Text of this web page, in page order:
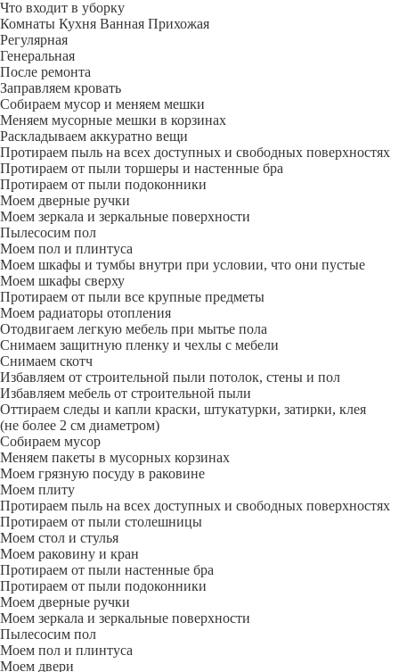
Что входит в уборку
Регу­лярная
Гене­ральная
После ремонта
Заправляем кровать
Собираем мусор и меняем мешки
Меняем мусорные мешки в корзинах
Раскладываем аккуратно вещи
Протираем пыль на всех доступных и свободных поверхностях
Протираем от пыли торшеры и настенные бра
Протираем от пыли подоконники
Моем дверные ручки
Моем зеркала и зеркальные поверхности
Пылесосим пол
Моем пол и плинтуса
Моем шкафы и тумбы внутри при условии, что они пустые
Моем шкафы сверху
Протираем от пыли все крупные предметы
Моем радиаторы отопления
Отодвигаем легкую мебель при мытье пола
Снимаем защитную пленку и чехлы с мебели
Снимаем скотч
Избавляем от строительной пыли потолок, стены и пол
Избавляем мебель от строительной пыли
Оттираем следы и капли краски, штукатурки, затирки, клея
(не более 2 см диаметром)
Собираем мусор
Меняем пакеты в мусорных корзинах
Моем грязную посуду в раковине
Моем плиту
Протираем пыль на всех доступных и свободных поверхностях
Протираем от пыли столешницы
Моем стол и стулья
Моем раковину и кран
Протираем от пыли настенные бра
Протираем от пыли подоконники
Моем дверные ручки
Моем зеркала и зеркальные поверхности
Пылесосим пол
Моем пол и плинтуса
Моем двери